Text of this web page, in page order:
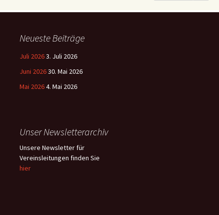
Neueste Beiträge
Juli 20263. Juli 2026
Juni 202630. Mai 2026
Mai 20264. Mai 2026
Unser Newsletterarchiv
Unsere Newsletter für
Vereinsleitungen finden Sie
hier